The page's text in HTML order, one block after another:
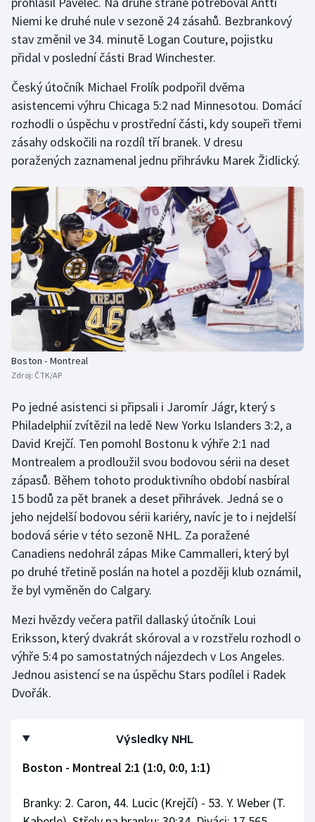
Volejbal
Ostatní
Niemi ke druhé nule v sezoně 24 zásahů. Bezbrankový
stav změnil ve 34. minutě Logan Couture, pojistku
přidal v poslední části Brad Winchester.
Český útočník Michael Frolík podpořil dvěma
asistencemi výhru Chicaga 5:2 nad Minnesotou. Domácí
rozhodli o úspěchu v prostřední části, kdy soupeři třemi
zásahy odskočili na rozdíl tří branek. V dresu
poražených zaznamenal jednu přihrávku Marek Židlický.
Boston - Montreal
Zdroj: ČTK/AP
Po jedné asistenci si připsali i Jaromír Jágr, který s
Philadelphií zvítězil na ledě New Yorku Islanders 3:2, a
David Krejčí. Ten pomohl Bostonu k výhře 2:1 nad
Montrealem a prodloužil svou bodovou sérii na deset
zápasů. Během tohoto produktivního období nasbíral
15 bodů za pět branek a deset přihrávek. Jedná se o
jeho nejdelší bodovou sérii kariéry, navíc je to i nejdelší
bodová série v této sezoně NHL. Za poražené
Canadiens nedohrál zápas Mike Cammalleri, který byl
po druhé třetině poslán na hotel a později klub oznámil,
že byl vyměněn do Calgary.
Mezi hvězdy večera patřil dallaský útočník Loui
Eriksson, který dvakrát skóroval a v rozstřelu rozhodl o
výhře 5:4 po samostatných nájezdech v Los Angeles.
Jednou asistencí se na úspěchu Stars podílel i Radek
Dvořák.
Výsledky NHL
Boston - Montreal 2:1 (1:0, 0:0, 1:1)
Branky: 2. Caron, 44. Lucic (Krejčí) - 53. Y. Weber (T.